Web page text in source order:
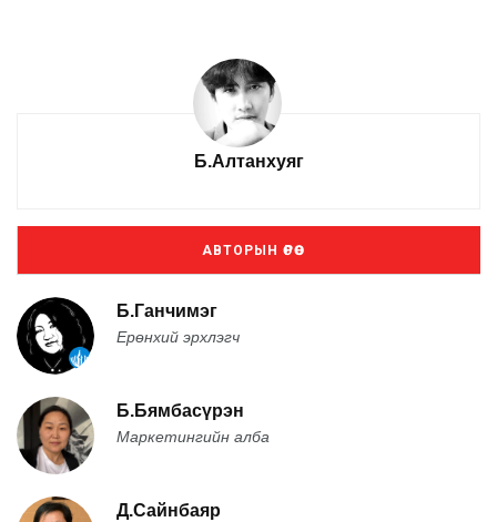
Б.Алтанхуяг
АВТОРЫН ӨРӨӨ
Б.Ганчимэг
Ерөнхий эрхлэгч
Б.Бямбасүрэн
Маркетингийн алба
Д.Сайнбаяр